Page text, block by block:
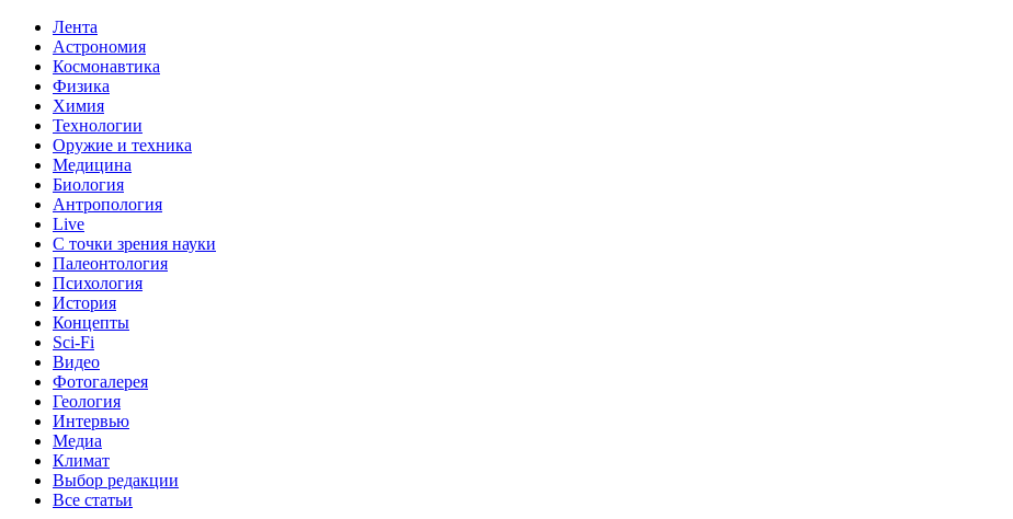
Лента
Астрономия
Космонавтика
Физика
Химия
Технологии
Оружие и техника
Медицина
Биология
Антропология
Live
С точки зрения науки
Палеонтология
Психология
История
Концепты
Sci-Fi
Видео
Фотогалерея
Геология
Интервью
Медиа
Климат
Выбор редакции
Все статьи